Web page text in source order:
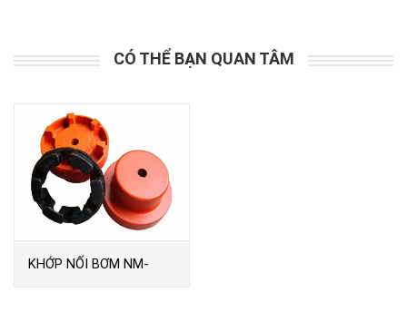
CÓ THỂ BẠN QUAN TÂM
KHỚP NỐI BƠM NM-